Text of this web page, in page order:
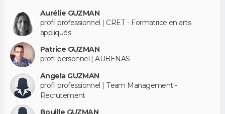
Aurélie GUZMAN
profil professionnel | CRET - Formatrice en arts
appliqués
Patrice GUZMAN
profil personnel | AUBENAS
Angela GUZMAN
profil professionnel | Team Management -
Recrutement
Bouille GUZMAN